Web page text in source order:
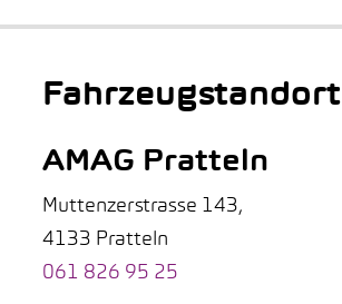
Fahrzeugstandort
AMAG Pratteln
Muttenzerstrasse 143,
4133 Pratteln
061 826 95 25